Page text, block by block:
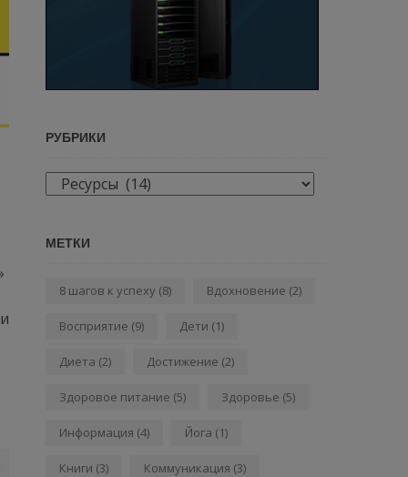
РУБРИКИ
Рубрики
МЕТКИ
8 шагов к успеху (8) Вдохновение (2)
Восприятие (9) Дети (1)
Диета (2) Достижение (2)
Здоровое питание (5) Здоровье (5)
Информация (4) Йога (1)
Книги (3) Коммуникация (3)